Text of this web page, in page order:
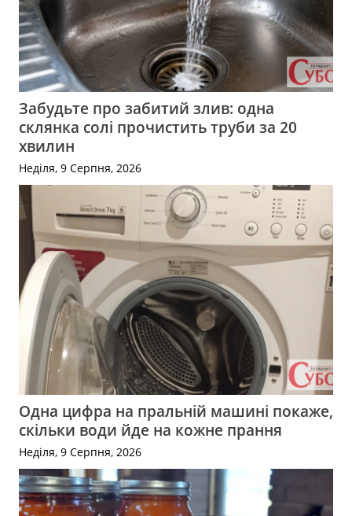
Забудьте про забитий злив: одна
склянка солі прочистить труби за 20
хвилин
Неділя, 9 Серпня, 2026
Одна цифра на пральній машині покаже,
скільки води йде на кожне прання
Неділя, 9 Серпня, 2026